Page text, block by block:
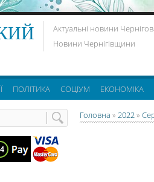
Актуальні новини
Новини Чернігівщини
ПОЛІТИКА СОЦІУМ ЕКОНОМІКА
Головна » 2022»